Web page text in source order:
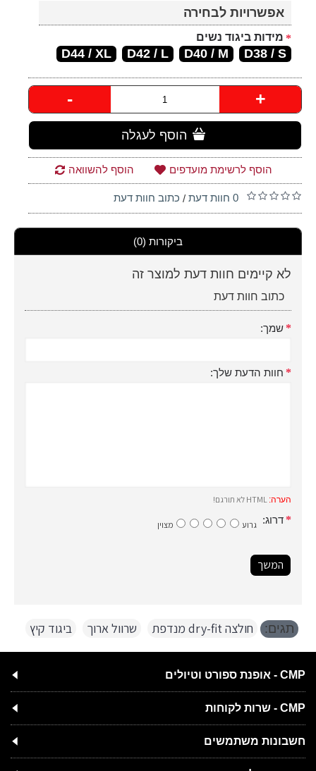
אפשרויות לבחירה
מידות ביגוד נשים
D38 / S
D40 / M
D42 / L
D44 / XL
- +
הוסף לעגלה
הוסף לרשימת מועדפים הוסף להשוואה
0 חוות דעת / כתוב חוות דעת
ביקורות (0)
לא קיימים חוות דעת למוצר זה
כתוב חוות דעת
שמך:
חוות הדעת שלך:
הערה:
דרוג: גרוע מצוין
המשך
תגים: חולצה dry-fit מנדפת שרוול ארוך ביגוד קיץ
CMP - אופנת ספורט וטיולים
CMP - שרות לקוחות
חשבונות משתמשים